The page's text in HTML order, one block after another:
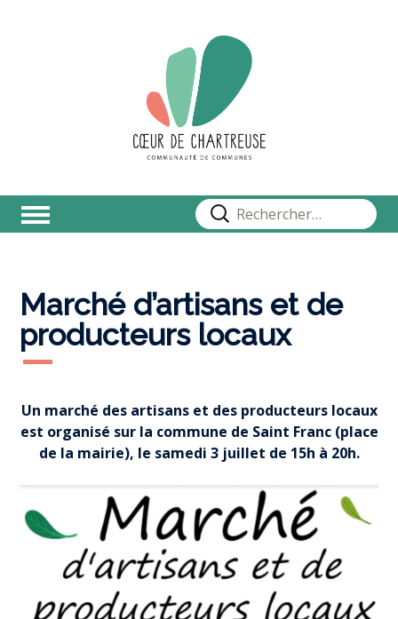
Rechercher :
Marché d’artisans et de
producteurs locaux
Un marché des artisans et des producteurs locaux
est organisé sur la commune de Saint Franc (place
de la mairie), le samedi 3 juillet de 15h à 20h.